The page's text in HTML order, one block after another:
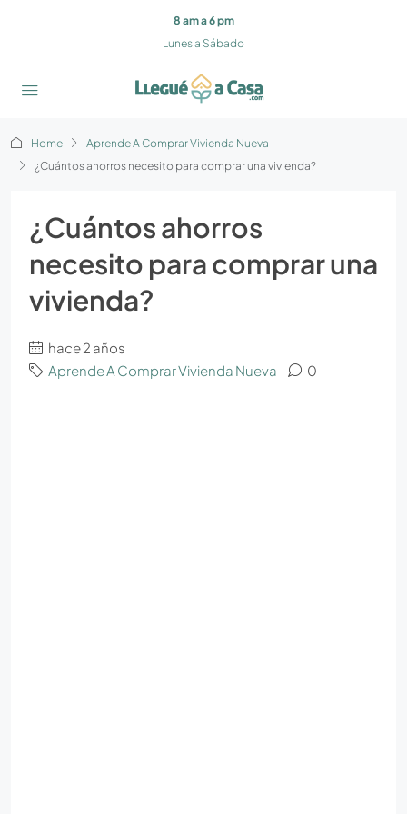
8 am a 6 pm
Lunes a Sábado
Home
Aprende A Comprar Vivienda Nueva
¿Cuántos ahorros necesito para comprar una vivienda?
¿Cuántos ahorros
necesito para comprar una
vivienda?
hace 2 años
Aprende A Comprar Vivienda Nueva
0